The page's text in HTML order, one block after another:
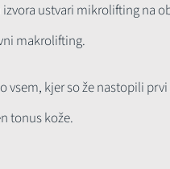
ustvari mikrolifting na
makrolifting.
vsem, kjer so že nastopili
tonus kože.